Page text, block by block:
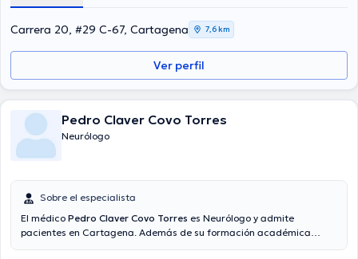
Carrera 20, #29 C-67, Cartagena 7,6 km
Ver perfil
Pedro Claver Covo Torres
Neurólogo
Sobre el especialista
El médico Pedro Claver Covo Torres es Neurólogo y admite
pacientes en Cartagena. Además de su formación académica